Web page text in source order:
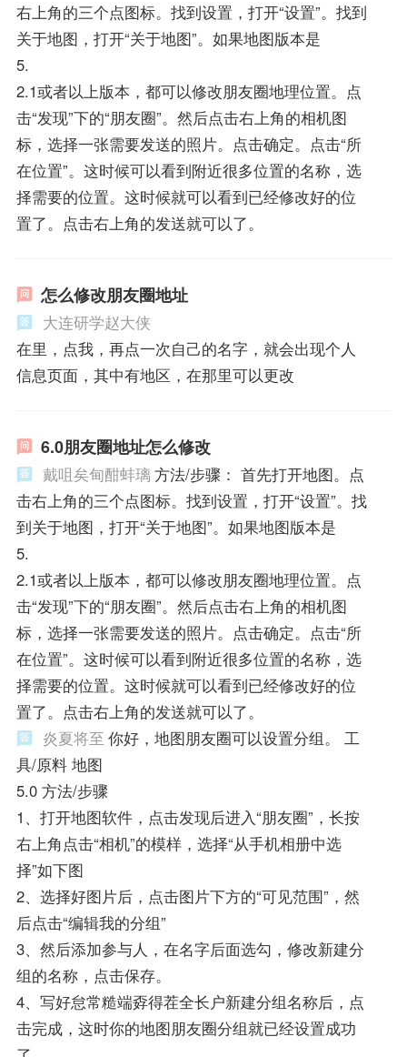
右上角的三个点图标。找到设置，打开“设置”。找到
关于地图，打开“关于地图”。如果地图版本是
5.
2.1或者以上版本，都可以修改朋友圈地理位置。点
击“发现”下的“朋友圈”。然后点击右上角的相机图
标，选择一张需要发送的照片。点击确定。点击“所
在位置”。这时候可以看到附近很多位置的名称，选
择需要的位置。这时候就可以看到已经修改好的位
置了。点击右上角的发送就可以了。
怎么修改朋友圈地址
大连研学赵大侠
在里，点我，再点一次自己的名字，就会出现个人
信息页面，其中有地区，在那里可以更改
6.0朋友圈地址怎么修改
戴咀矣甸酣蚌璃 方法/步骤： 首先打开地图。点
击右上角的三个点图标。找到设置，打开“设置”。找
到关于地图，打开“关于地图”。如果地图版本是
5.
2.1或者以上版本，都可以修改朋友圈地理位置。点
击“发现”下的“朋友圈”。然后点击右上角的相机图
标，选择一张需要发送的照片。点击确定。点击“所
在位置”。这时候可以看到附近很多位置的名称，选
择需要的位置。这时候就可以看到已经修改好的位
置了。点击右上角的发送就可以了。
炎夏将至 你好，地图朋友圈可以设置分组。 工
具/原料 地图
5.0 方法/步骤
1、打开地图软件，点击发现后进入“朋友圈”，长按
右上角点击“相机”的模样，选择“从手机相册中选
择”如下图
2、选择好图片后，点击图片下方的“可见范围”，然
后点击“编辑我的分组”
3、然后添加参与人，在名字后面选勾，修改新建分
组的名称，点击保存。
4、写好怠常糙端孬得茬全长户新建分组名称后，点
击完成，这时你的地图朋友圈分组就已经设置成功